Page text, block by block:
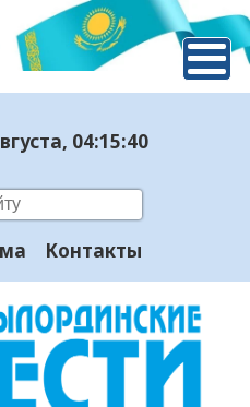
, 04:15:41
Контакты